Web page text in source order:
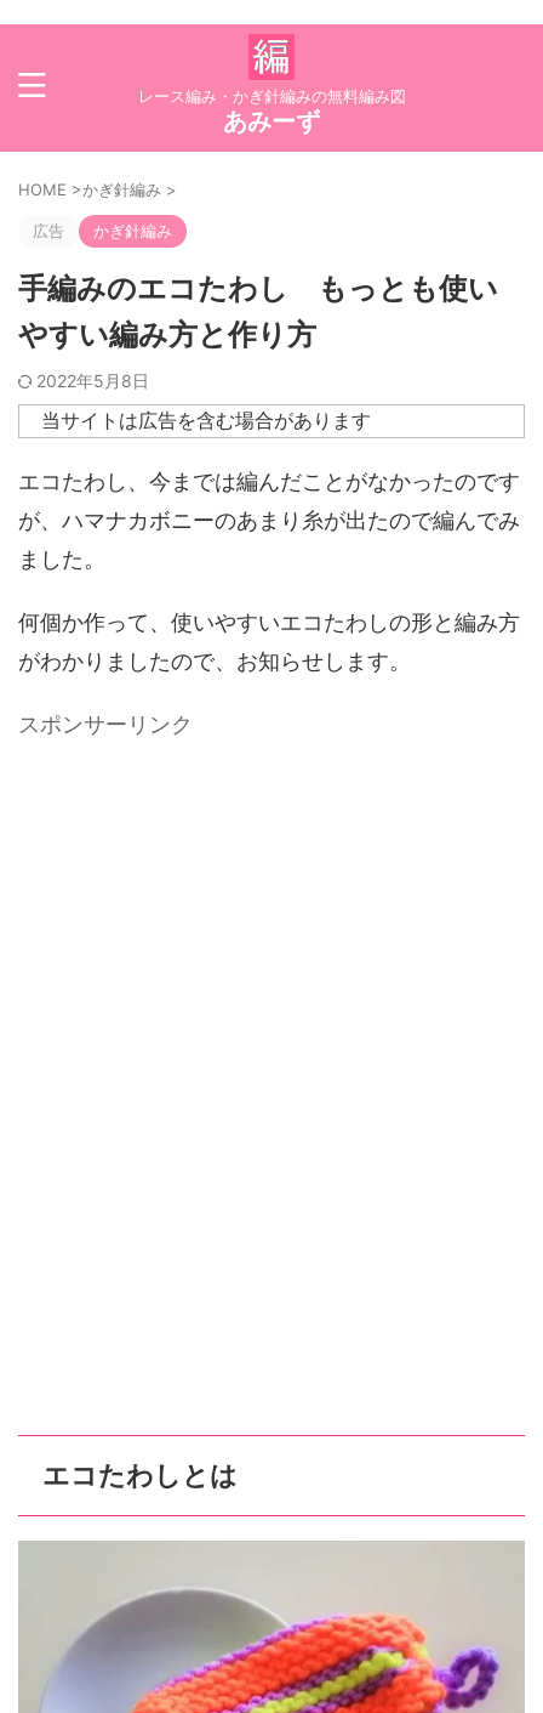
レース編み・かぎ針編みの無料編み図
あみーず
HOME >かぎ針編み >
広告 かぎ針編み
手編みのエコたわし もっとも使い
やすい編み方と作り方
2022年5月8日
当サイトは広告を含む場合があります
エコたわし、今までは編んだことがなかったのです
が、ハマナカボニーのあまり糸が出たので編んでみ
ました。
何個か作って、使いやすいエコたわしの形と編み方
がわかりましたので、お知らせします。
スポンサーリンク
エコたわしとは